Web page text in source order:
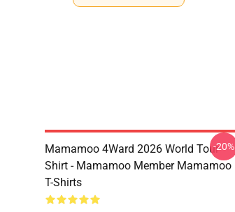
Mamamoo 4Ward 2026 World Tour
Shirt - Mamamoo Member Mamamoo
T-Shirts
-20%